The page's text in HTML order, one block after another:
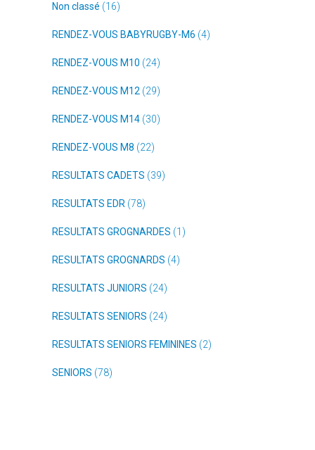
Non classé (16)
RENDEZ-VOUS BABYRUGBY-M6 (4)
RENDEZ-VOUS M10 (24)
RENDEZ-VOUS M12 (29)
RENDEZ-VOUS M14 (30)
RENDEZ-VOUS M8 (22)
RESULTATS CADETS (39)
RESULTATS EDR (78)
RESULTATS GROGNARDES (1)
RESULTATS GROGNARDS (4)
RESULTATS JUNIORS (24)
RESULTATS SENIORS (24)
RESULTATS SENIORS FEMININES (2)
SENIORS (78)